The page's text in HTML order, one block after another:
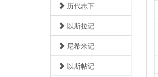
历代志下
以斯拉记
尼希米记
以斯帖记